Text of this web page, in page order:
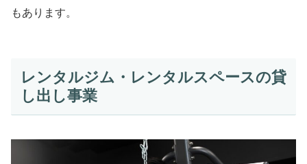
もあります。
レンタルジム・レンタルスペースの貸
し出し事業